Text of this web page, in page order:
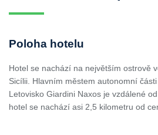
Poloha hotelu
Hotel se nachází na největším ostrově
Sicílii. Hlavním městem autonomní části
Letovisko Giardini Naxos je vzdálené
hotel se nachází asi 2,5 kilometru od